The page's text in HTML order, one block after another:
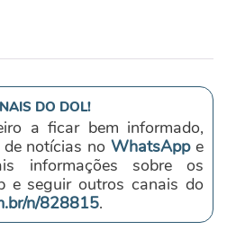
DO DOL!
a ficar bem informado,
de notícias noWhatsAppe
informações sobre os
e seguir outros canais do
n/828815.